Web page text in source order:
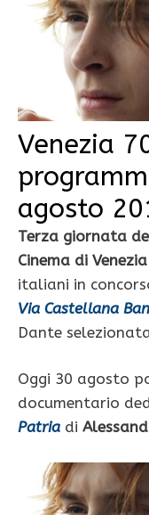
Venezia
agosto
Terza giornata
Cinema di
italiani in
Via Castellana
Dante
Oggi 30 agosto
documentario
Patria di